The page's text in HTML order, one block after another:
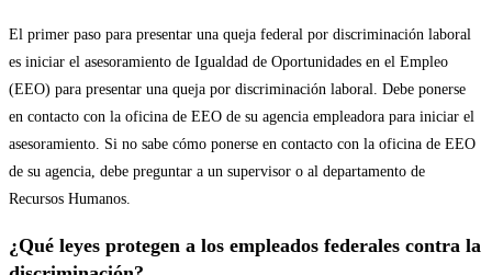
El primer paso para presentar una queja federal por discriminación laboral
es iniciar el asesoramiento de Igualdad de Oportunidades en el Empleo
(EEO) para presentar una queja por discriminación laboral. Debe ponerse
en contacto con la oficina de EEO de su agencia empleadora para iniciar el
asesoramiento. Si no sabe cómo ponerse en contacto con la oficina de EEO
de su agencia, debe preguntar a un supervisor o al departamento de
Recursos Humanos.
¿Qué leyes protegen a los empleados federales contra la